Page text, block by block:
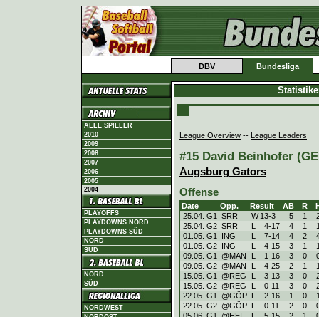
DBV Bundesliga
ALLE SPIELER
2010
2009
2008
2007
2006
2005
2004
PLAYOFFS
PLAYDOWNS NORD
PLAYDOWNS SÜD
NORD
SÜD
NORD
SÜD
NORDWEST
League Overview -- League Leaders
#15 David Beinhofer
Augsburg Gators
Offense
Date Opp. Result AB R
25.04. G1
SRR W 13-3 5 1
25.04. G2 SRR L 4-17 4 1
01.05. G1
ING L 7-14 4 2
01.05. G2 ING L 4-15 3 1
09.05. G1
@MAN L 1-16 3 0
09.05. G2 @MAN L 4-25 2 1
15.05. G1
@REG L 3-13 3 0
15.05. G2 @REG L 0-11 3 0
22.05. G1
@GÖP L 2-16 1 0
22.05. G2 @GÖP L 0-11 2 0